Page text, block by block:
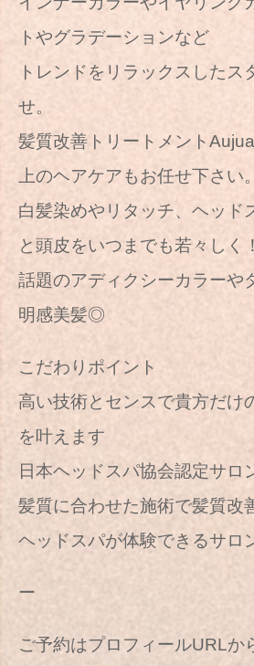
トやグラデーションなど
トレンドをリラックスしたス
せ。
髪質改善トリートメント
上のヘアケアもお任せ下さい。
白髪染めやリタッチ、ヘッド
と頭皮をいつまでも若々しく！
話題のアディクシーカラーや
明感美髪◎
こだわりポイント
高い技術とセンスで貴方だけ
を叶えます
日本ヘッドスパ協会認定サ
髪質に合わせた施術で髪質改
ヘッドスパが体験できるサロ
ー
ご予約はプロフィールURLか